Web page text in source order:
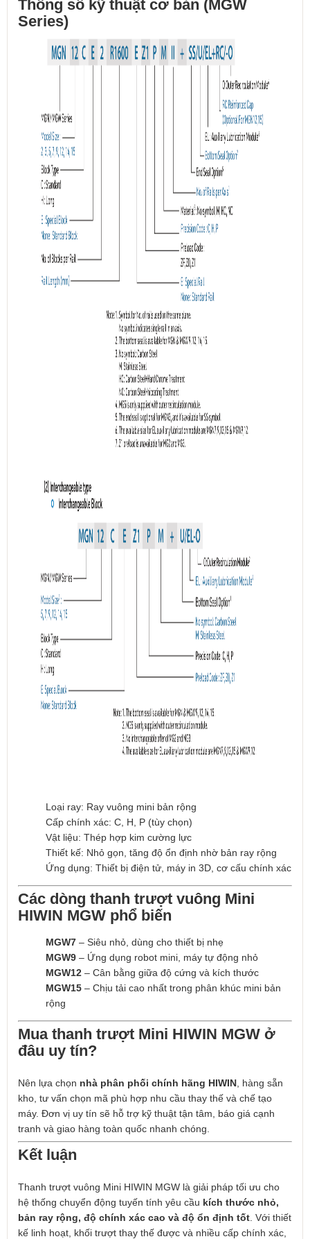
Thông số kỹ thuật cơ bản (MGW
Series)
Loại ray: Ray vuông mini bản rộng
Cấp chính xác: C, H, P (tùy chọn)
Vật liệu: Thép hợp kim cường lực
Thiết kế: Nhỏ gọn, tăng độ ổn định nhờ bản ray rộng
Ứng dụng: Thiết bị điện tử, máy in 3D, cơ cấu chính xác
Các dòng thanh trượt vuông Mini
HIWIN MGW phổ biến
MGW7 – Siêu nhỏ, dùng cho thiết bị nhẹ
MGW9 – Ứng dụng robot mini, máy tự động nhỏ
MGW12 – Cân bằng giữa độ cứng và kích thước
MGW15 – Chịu tải cao nhất trong phân khúc mini bản
rộng
Mua thanh trượt Mini HIWIN MGW ở
đâu uy tín?
Nên lựa chọn nhà phân phối chính hãng HIWIN , hàng sẵn
kho, tư vấn chọn mã phù hợp nhu cầu thay thế và chế tạo
máy. Đơn vị uy tín sẽ hỗ trợ kỹ thuật tận tâm, báo giá cạnh
tranh và giao hàng toàn quốc nhanh chóng.
Kết luận
Thanh trượt vuông Mini HIWIN MGW là giải pháp tối ưu cho
hệ thống chuyển động tuyến tính yêu cầu kích thước nhỏ,
bản ray rộng, độ chính xác cao và độ ổn định tốt . Với thiết
kế linh hoạt, khối trượt thay thế được và nhiều cấp chính xác,